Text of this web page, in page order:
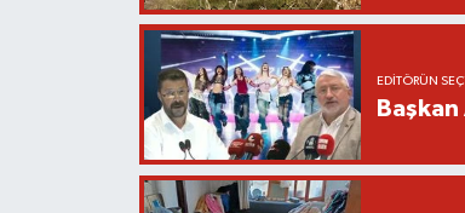
EDITÖRÜN